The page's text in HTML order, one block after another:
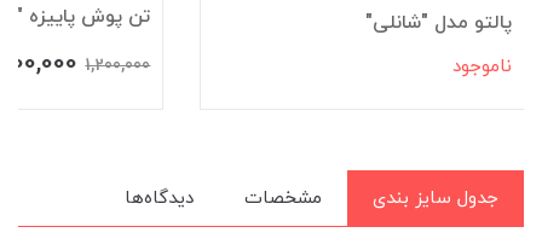
پالتو مدل "شانلی"
ناموجود
تن پوش پاییزه
1,200,000
جدول سایز بندی مشخصات دیدگاه‌ها